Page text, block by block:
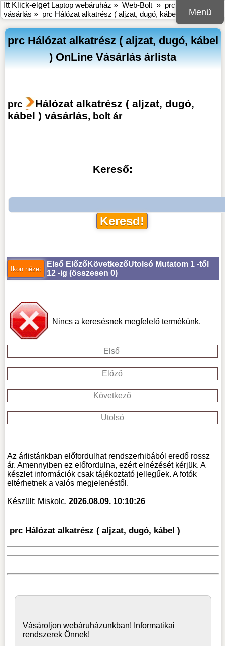
Menü
Itt Klick-elget Laptop webáruház » Web-Bolt » prc online bolt
vásárlás » prc Hálózat alkatrész ( aljzat, dugó, kábel ) vásárlás
prc Hálózat alkatrész ( aljzat, dugó, kábel
) OnLine Vásárlás árlista
prc
Hálózat alkatrész ( aljzat, dugó,
kábel ) vásárlás, bolt ár
Kereső:
Első Előző KövetkezőUtolsó Mutatom 1 -től
12 -ig (összesen 0)
Nincs a keresésnek megfelelő termékünk.
Első
Előző
Következő
Utolsó
Az árlistánkban előfordulhat rendszerhibából eredő rossz
ár. Amennyiben ez előfordulna, ezért elnézését kérjük. A
készlet információk csak tájékoztató jellegűek. A fotók
eltérhetnek a valós megjelenéstől.
Készült: Miskolc,2026.08.09. 10:10:26
prc Hálózat alkatrész ( aljzat, dugó, kábel )
Vásároljonwebáruházunkban! Informatikai
rendszerek Önnek!